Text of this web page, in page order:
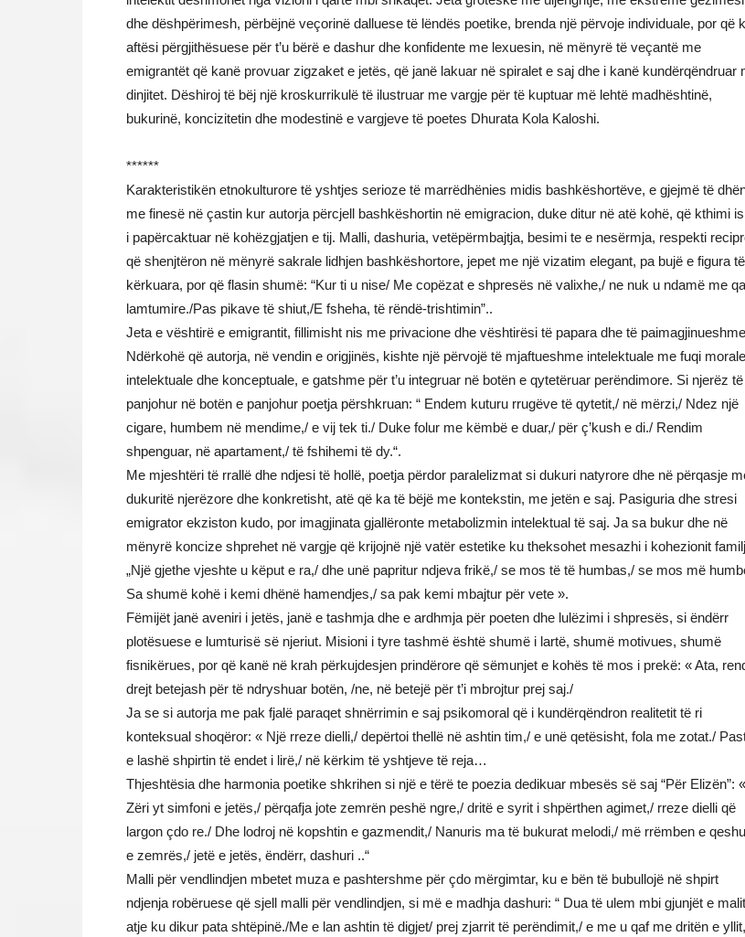
dhe dëshpërimesh, përbëjnë veçorinë dalluese të lëndës poetike, brenda një përvoje individuale, por që
aftësi përgjithësuese për t’u bërë e dashur dhe konfidente me lexuesin, në mënyrë të veçantë me
emigrantët që kanë provuar zigzaket e jetës, që janë lakuar në spiralet e saj dhe i kanë kundërqëndruar
dinjitet. Dëshiroj të bëj një kroskurrikulë të ilustruar me vargje për të kuptuar më lehtë madhështinë,
bukurinë, koncizitetin dhe modestinë e vargjeve të poetes Dhurata Kola Kaloshi.
******
Karakteristikën etnokulturore të yshtjes serioze të marrëdhënies midis bashkëshortëve, e gjejmë të
me finesë në çastin kur autorja përcjell bashkëshortin në emigracion, duke ditur në atë kohë, që kthimi
i papërcaktuar në kohëzgjatjen e tij. Malli, dashuria, vetëpërmbajtja, besimi te e nesërmja, respekti
që shenjtëron në mënyrë sakrale lidhjen bashkëshortore, jepet me një vizatim elegant, pa bujë e figura të
kërkuara, por që flasin shumë: “Kur ti u nise/ Me copëzat e shpresës në valixhe,/ ne nuk u ndamë me
lamtumire./Pas pikave të shiut,/E fsheha, të rëndë-trishtimin”..
Jeta e vështirë e emigrantit, fillimisht nis me privacione dhe vështirësi të papara dhe të
Ndërkohë që autorja, në vendin e origjinës, kishte një përvojë të mjaftueshme intelektuale me fuqi
intelektuale dhe konceptuale, e gatshme për t’u integruar në botën e qytetëruar perëndimore. Si njerëz të
panjohur në botën e panjohur poetja përshkruan: “ Endem kuturu rrugëve të qytetit,/ në mërzi,/ Ndez një
cigare, humbem në mendime,/ e vij tek ti./ Duke folur me këmbë e duar,/ për ç’kush e di./ Rendim
shpenguar, në apartament,/ të fshihemi të dy.“.
Me mjeshtëri të rrallë dhe ndjesi të hollë, poetja përdor paralelizmat si dukuri natyrore dhe në përqasje
dukuritë njerëzore dhe konkretisht, atë që ka të bëjë me kontekstin, me jetën e saj. Pasiguria dhe stresi
emigrator ekziston kudo, por imagjinata gjallëronte metabolizmin intelektual të saj. Ja sa bukur dhe në
mënyrë koncize shprehet në vargje që krijojnë një vatër estetike ku theksohet mesazhi i kohezionit
„Një gjethe vjeshte u këput e ra,/ dhe unë papritur ndjeva frikë,/ se mos të të humbas,/ se mos më
Sa shumë kohë i kemi dhënë hamendjes,/ sa pak kemi mbajtur për vete ».
Fëmijët janë aveniri i jetës, janë e tashmja dhe e ardhmja për poeten dhe lulëzimi i shpresës, si ëndërr
plotësuese e lumturisë së njeriut. Misioni i tyre tashmë është shumë i lartë, shumë motivues, shumë
fisnikërues, por që kanë në krah përkujdesjen prindërore që sëmunjet e kohës të mos i prekë: « Ata,
drejt betejash për të ndryshuar botën, /ne, në betejë për t’i mbrojtur prej saj./
Ja se si autorja me pak fjalë paraqet shnërrimin e saj psikomoral që i kundërqëndron realitetit të ri
konteksual shoqëror: « Një rreze dielli,/ depërtoi thellë në ashtin tim,/ e unë qetësisht, fola me zotat./
e lashë shpirtin të endet i lirë,/ në kërkim të yshtjeve të reja…
Thjeshtësia dhe harmonia poetike shkrihen si një e tërë te poezia dedikuar mbesës së saj “Për Elizën”: «
Zëri yt simfoni e jetës,/ përqafja jote zemrën peshë ngre,/ dritë e syrit i shpërthen agimet,/ rreze dielli që
largon çdo re./ Dhe lodroj në kopshtin e gazmendit,/ Nanuris ma të bukurat melodi,/ më rrëmben e
e zemrës,/ jetë e jetës, ëndërr, dashuri ..“
Malli për vendlindjen mbetet muza e pashtershme për çdo mërgimtar, ku e bën të bubullojë në shpirt
ndjenja robëruese që sjell malli për vendlindjen, si më e madhja dashuri: “ Dua të ulem mbi gjunjët e
atje ku dikur pata shtëpinë./Me e lan ashtin të digjet/ prej zjarrit të perëndimit,/ e me u qaf me dritën e